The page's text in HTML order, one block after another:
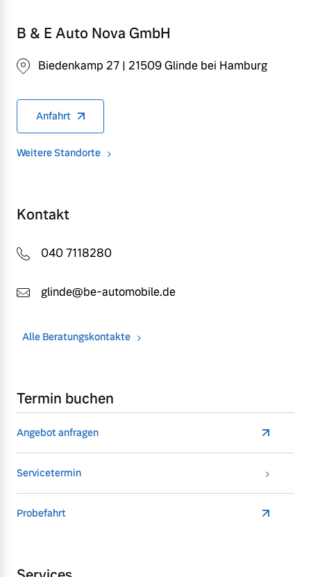
B & E Auto Nova GmbH
Biedenkamp 27 | 21509 Glinde bei Hamburg
Anfahrt
Weitere Standorte
Kontakt
040 7118280
glinde@be-automobile.de
Alle Beratungskontakte
Termin buchen
Angebot anfragen
Servicetermin
Probefahrt